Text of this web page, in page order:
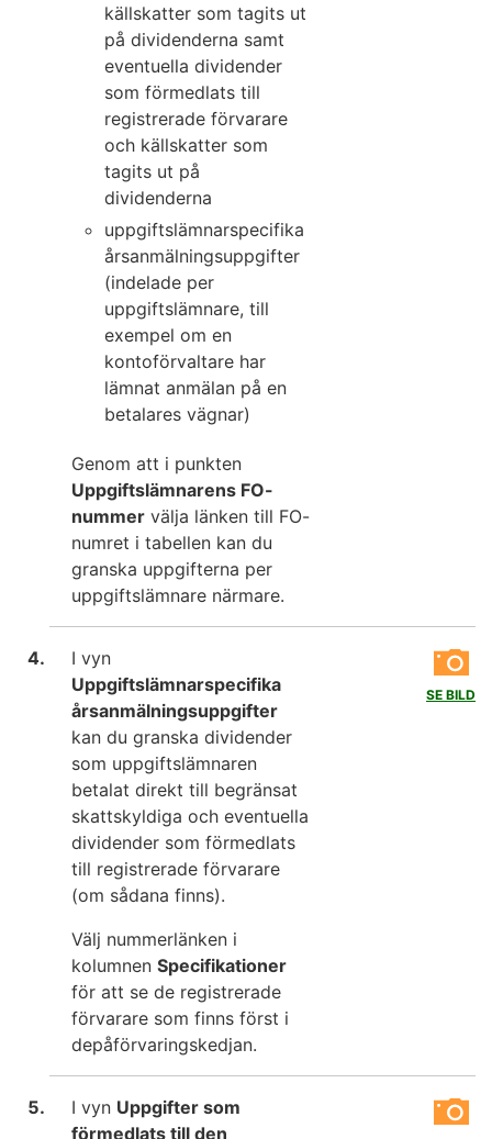
källskatter som tagits ut
på dividenderna samt
eventuella dividender
som förmedlats till
registrerade förvarare
och källskatter som
tagits ut på
dividenderna
uppgiftslämnarspecifika
årsanmälningsuppgifter
(indelade per
uppgiftslämnare, till
exempel om en
kontoförvaltare har
lämnat anmälan på en
betalares vägnar)
Genom att i punkten
Uppgiftslämnarens FO-
nummer välja länken till FO-
numret i tabellen kan du
granska uppgifterna per
uppgiftslämnare närmare.
SE BILD
I vyn
Uppgiftslämnarspecifika
årsanmälningsuppgifter
kan du granska dividender
som uppgiftslämnaren
betalat direkt till begränsat
skattskyldiga och eventuella
dividender som förmedlats
till registrerade förvarare
(om sådana finns).
Välj nummerlänken i
kolumnen Specifikationer
för att se de registrerade
förvarare som finns först i
depåförvaringskedjan.
I vyn Uppgifter som
förmedlats till den